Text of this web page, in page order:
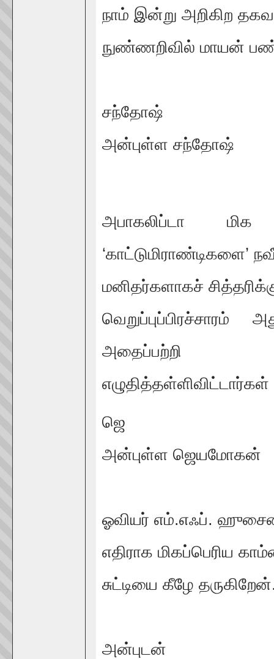
நாம் இன்று அறிகிற
நுண்ணறிவில் மாயன்
சந்தோஷ்
அன்புள்ள சந்தோஷ்
அபாகலிப்டா
‘காட்டுமிராண்டிகளை’
மனிதர்களாகச்
அதைப்பற்றி
எழுதித்தள்ளிவிட்டார்கள்
ஜெ
அன்புள்ள ஜெயமோகன்
ஓவியர் எம்.எஃப்.
எதிராக மிகப்பெரிய
சுட்டியை கீழே
அன்புடன்